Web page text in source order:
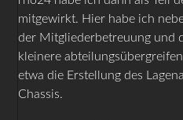
mitgewirkt. Hier habe ich
der Mitgliederbetreuung und
kleinere
etwa die Erstellung des
Chassis.